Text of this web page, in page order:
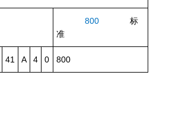
800 标
准
41 A 4 0 800